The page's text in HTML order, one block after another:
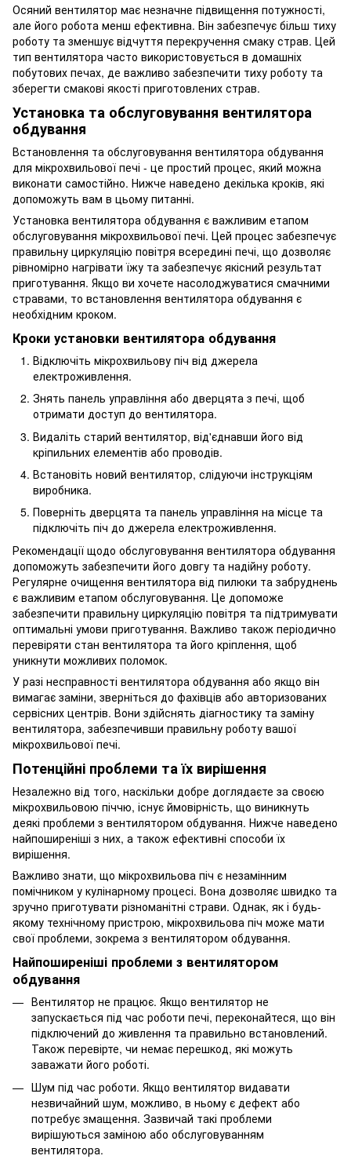
Осяний вентилятор має незначне підвищення потужності,
але його робота менш ефективна. Він забезпечує більш тиху
роботу та зменшує відчуття перекручення смаку страв. Цей
тип вентилятора часто використовується в домашніх
побутових печах, де важливо забезпечити тиху роботу та
зберегти смакові якості приготовлених страв.
Установка та обслуговування вентилятора
обдування
Встановлення та обслуговування вентилятора обдування
для мікрохвильової печі - це простий процес, який можна
виконати самостійно. Нижче наведено декілька кроків, які
допоможуть вам в цьому питанні.
Установка вентилятора обдування є важливим етапом
обслуговування мікрохвильової печі. Цей процес забезпечує
правильну циркуляцію повітря всередині печі, що дозволяє
рівномірно нагрівати їжу та забезпечує якісний результат
приготування. Якщо ви хочете насолоджуватися смачними
стравами, то встановлення вентилятора обдування є
необхідним кроком.
Кроки установки вентилятора обдування
Відключіть мікрохвильову піч від джерела
електроживлення.
Знять панель управління або дверцята з печі, щоб
отримати доступ до вентилятора.
Видаліть старий вентилятор, від'єднавши його від
кріпильних елементів або проводів.
Встановіть новий вентилятор, слідуючи інструкціям
виробника.
Поверніть дверцята та панель управління на місце та
підключіть піч до джерела електроживлення.
Рекомендації щодо обслуговування вентилятора обдування
допоможуть забезпечити його довгу та надійну роботу.
Регулярне очищення вентилятора від пилюки та забруднень
є важливим етапом обслуговування. Це допоможе
забезпечити правильну циркуляцію повітря та підтримувати
оптимальні умови приготування. Важливо також періодично
перевіряти стан вентилятора та його кріплення, щоб
уникнути можливих поломок.
У разі несправності вентилятора обдування або якщо він
вимагає заміни, зверніться до фахівців або авторизованих
сервісних центрів. Вони здійснять діагностику та заміну
вентилятора, забезпечивши правильну роботу вашої
мікрохвильової печі.
Потенційні проблеми та їх вирішення
Незалежно від того, наскільки добре доглядаєте за своєю
мікрохвильовою піччю, існує ймовірність, що виникнуть
деякі проблеми з вентилятором обдування. Нижче наведено
найпоширеніші з них, а також ефективні способи їх
вирішення.
Важливо знати, що мікрохвильова піч є незамінним
помічником у кулінарному процесі. Вона дозволяє швидко та
зручно приготувати різноманітні страви. Однак, як і будь-
якому технічному пристрою, мікрохвильова піч може мати
свої проблеми, зокрема з вентилятором обдування.
Найпоширеніші проблеми з вентилятором
обдування
Вентилятор не працює. Якщо вентилятор не
запускається під час роботи печі, переконайтеся, що він
підключений до живлення та правильно встановлений.
Також перевірте, чи немає перешкод, які можуть
заважати його роботі.
Шум під час роботи. Якщо вентилятор видавати
незвичайний шум, можливо, в ньому є дефект або
потребує змащення. Зазвичай такі проблеми
вирішуються заміною або обслуговуванням
вентилятора.